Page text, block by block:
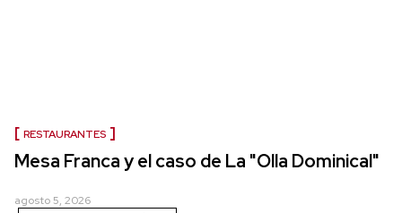
RESTAURANTES
Mesa Franca y el caso de La "Olla Dominical"
agosto 5, 2026